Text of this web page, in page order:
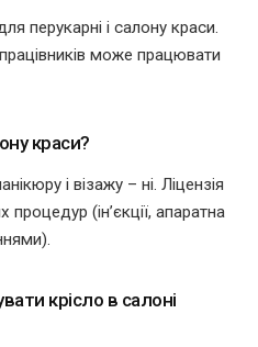
перукарні і салону краси.
може працювати
краси?
і візажу – ні. Ліцензія
(ін’єкції, апаратна
крісло в салоні